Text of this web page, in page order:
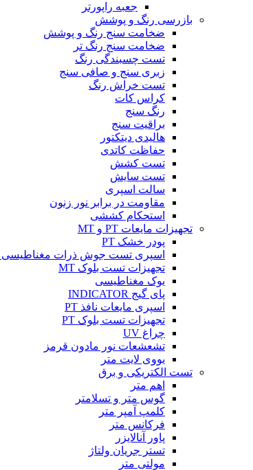
جعبه راپورتر
بازرسی رنگ و پوشش
ضخامت سنج رنگ و پوشش
ضخامت سنج رنگ تر
تست چسبندگی رنگ
زبری سنج و صافی سنج
تست خراش رنگ
کراس کات
رنگ سنج
براقیت سنج
هالیدی دیتکتور
حفاظت کاتدی
تست کشش
تست سایش
سالت اسپری
مقاومت در برابر نور زنون
استحکام کششی
تجهیزات مایعات PT و MT
پودر خشک PT
اسپری تست جوش ذرات مغناطیسی MT
تجهیزات تست بلوک MT
یوک مغناطیسی
پای گیج INDICATOR
اسپری مایعات نافذ PT
تجهیزات تست بلوک PT
چراغ UV
تشعشعات نور مادون قرمز
یووی لایت متر
تست الکتریکی و برق
اهم متر
گوس متر و تسلامتر
کلمپ آمپر متر
فرکانس متر
پاور آنالایزر
تستر جریان ولتاژ
مولتی متر